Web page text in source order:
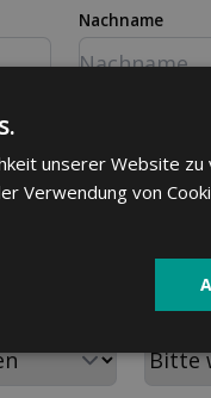
Nachname
unserer Website zu
Verwendung von